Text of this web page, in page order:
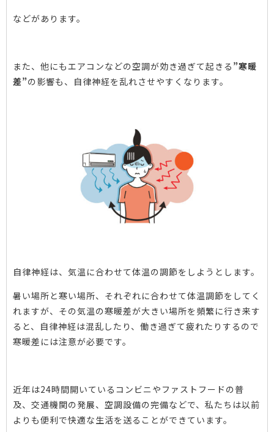
などがあります。
また、他にもエアコンなどの空調が効き過ぎて起きる ”寒暖
差”の影響も、自律神経を乱れさせやすくなります。
自律神経は、気温に合わせて体温の調節をしようとします。
暑い場所と寒い場所、それぞれに合わせて体温調節をしてく
れますが、その気温の寒暖差が大きい場所を頻繁に行き来す
ると、自律神経は混乱したり、働き過ぎて疲れたりするので
寒暖差には注意が必要です。
近年は24時間開いているコンビニやファストフードの普
及、交通機関の発展、空調設備の完備などで、私たちは以前
よりも便利で快適な生活を送ることができています。